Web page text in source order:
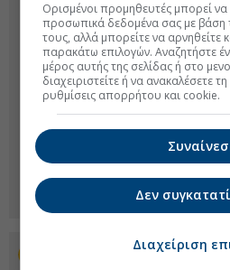
Προσθέστε το euro2day.gr
Ορισμένοι προμηθευτές μπορεί να
προσωπικά δεδομένα σας με βάση
τους, αλλά μπορείτε να αρνηθείτε
παρακάτω επιλογών. Αναζητήστε
μέρος αυτής της σελίδας ή στο
διαχειριστείτε ή να ανακαλέσετε
ρυθμίσεις απορρήτου και cookie.
Δεν
Διαχείριση